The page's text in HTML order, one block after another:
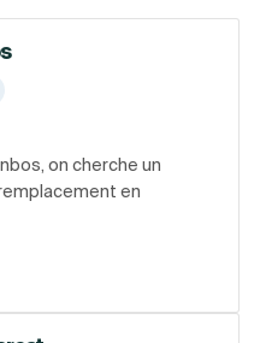
on cherche un
en